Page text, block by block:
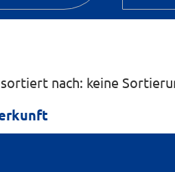
nach: keine